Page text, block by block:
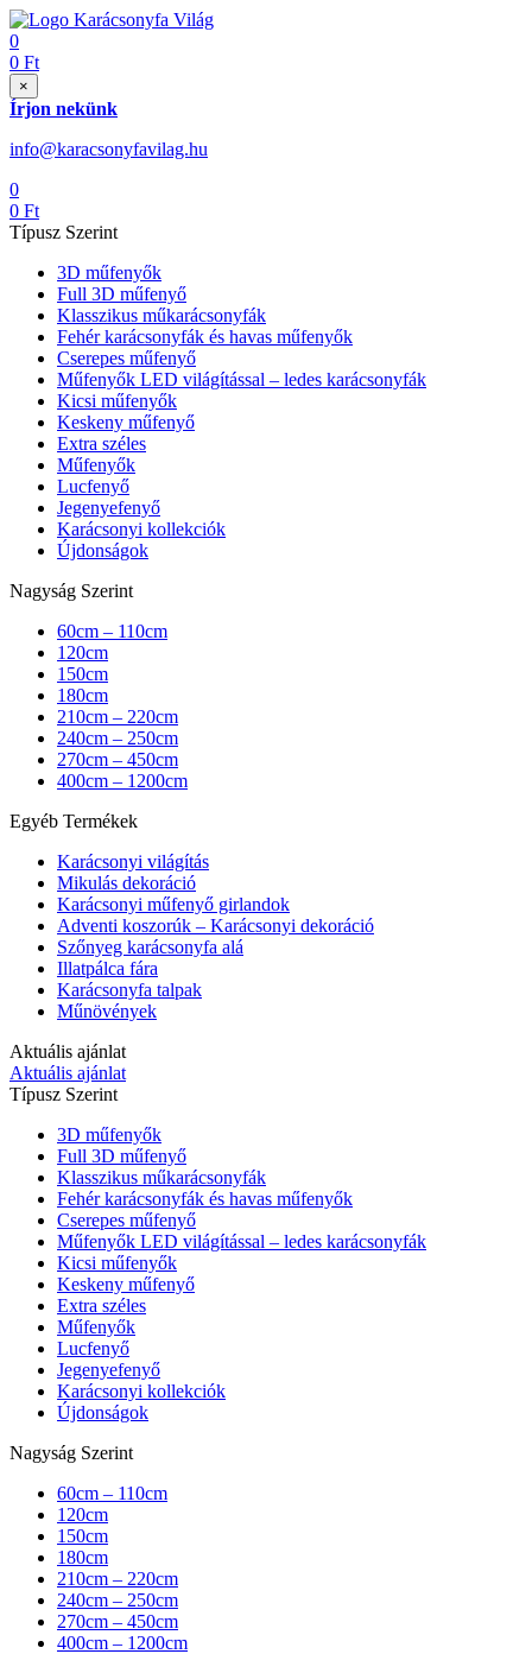
0
0 Ft
×
Írjon nekünk
info@karacsonyfavilag.hu
0
0 Ft
Típusz Szerint
3D műfenyők
Full 3D műfenyő
Klasszikus műkarácsonyfák
Fehér karácsonyfák és havas műfenyők
Cserepes műfenyő
Műfenyők LED világítással – ledes karácsonyfák
Kicsi műfenyők
Keskeny műfenyő
Extra széles
Műfenyők
Lucfenyő
Jegenyefenyő
Karácsonyi kollekciók
Újdonságok
Nagyság Szerint
60cm – 110cm
120cm
150cm
180cm
210cm – 220cm
240cm – 250cm
270cm – 450cm
400cm – 1200cm
Egyéb Termékek
Karácsonyi világítás
Mikulás dekoráció
Karácsonyi műfenyő girlandok
Adventi koszorúk – Karácsonyi dekoráció
Szőnyeg karácsonyfa alá
Illatpálca fára
Karácsonyfa talpak
Műnövények
Aktuális ajánlat
Aktuális ajánlat
Típusz Szerint
3D műfenyők
Full 3D műfenyő
Klasszikus műkarácsonyfák
Fehér karácsonyfák és havas műfenyők
Cserepes műfenyő
Műfenyők LED világítással – ledes karácsonyfák
Kicsi műfenyők
Keskeny műfenyő
Extra széles
Műfenyők
Lucfenyő
Jegenyefenyő
Karácsonyi kollekciók
Újdonságok
Nagyság Szerint
60cm – 110cm
120cm
150cm
180cm
210cm – 220cm
240cm – 250cm
270cm – 450cm
400cm – 1200cm